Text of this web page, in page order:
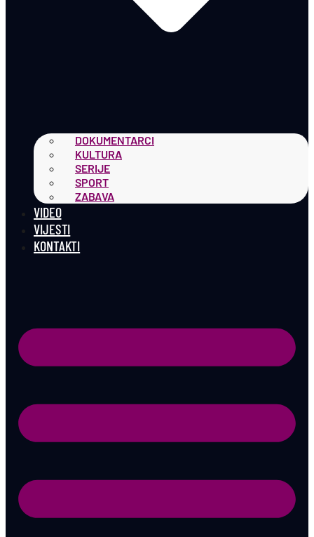
DOKUMENTARCI
KULTURA
SERIJE
SPORT
ZABAVA
VIDEO
VIJESTI
KONTAKTI